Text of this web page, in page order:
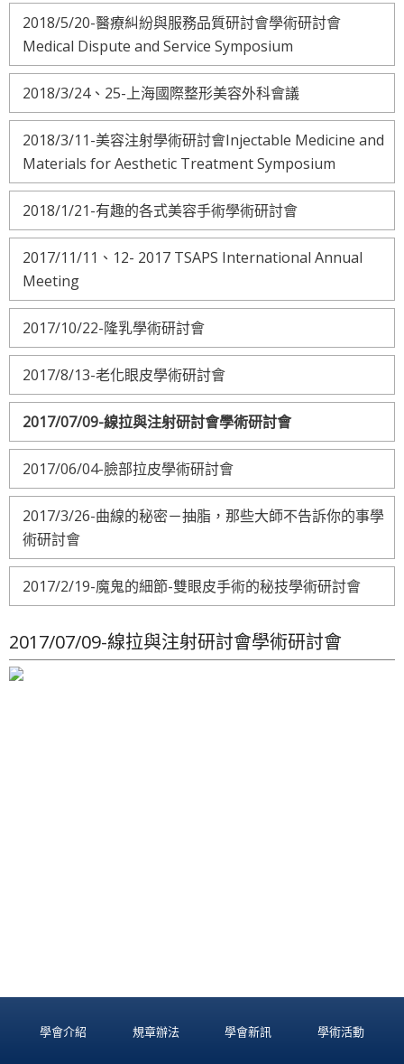
2018/5/20-醫療糾紛與服務品質研討會學術研討會
Medical Dispute and Service Symposium
2018/3/24、25-上海國際整形美容外科會議
2018/3/11-美容注射學術研討會Injectable Medicine and
Materials for Aesthetic Treatment Symposium
2018/1/21-有趣的各式美容手術學術研討會
2017/11/11、12- 2017 TSAPS International Annual
Meeting
2017/10/22-隆乳學術研討會
2017/8/13-老化眼皮學術研討會
2017/07/09-線拉與注射研討會學術研討會
2017/06/04-臉部拉皮學術研討會
2017/3/26-曲線的秘密－抽脂，那些大師不告訴你的事學
術研討會
2017/2/19-魔鬼的細節-雙眼皮手術的秘技學術研討會
2017/07/09-線拉與注射研討會學術研討會
學會介紹 規章辦法 學會新訊 學術活動